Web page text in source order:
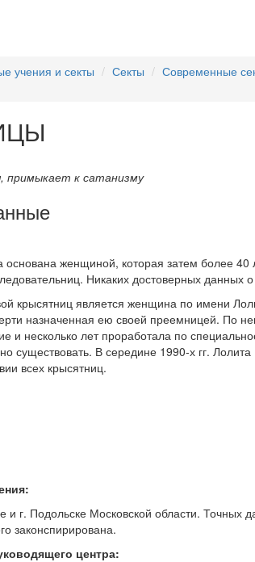
учения и секты Секты Современные
примыкает к сатанизму
основана женщиной, которая затем более
Никаких достоверных данных
крысятниц является женщина по имени
назначенная ею своей преемницей. По
и несколько лет проработала по
существовать. В середине 1990-х гг.
всех крысятниц.
и г. Подольске Московской области. Точных
законспирирована.
центра: